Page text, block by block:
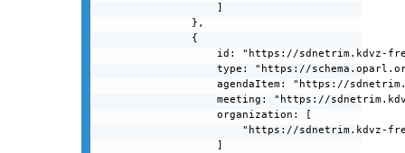
                    ]
                },
                {
id: "https://sdnetrim.kdvz-
type: "https://
agendaItem: "https://
meeting: "https://
                    organization: [
"https://sdnetrim.kdvz-
                    ]